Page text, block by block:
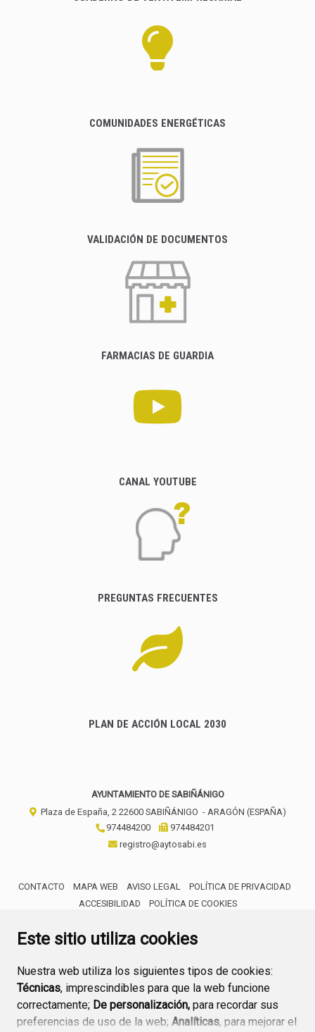
Este sitio utiliza cookies
Nuestra web utiliza los siguientes tipos de cookies:
Técnicas, imprescindibles para que la web funcione
correctamente; De personalización, para recordar sus
preferencias de uso de la web; Analíticas, para mejorar el
COMUNIDADES ENERGÉTICAS
VALIDACIÓN DE DOCUMENTOS
FARMACIAS DE GUARDIA
CANAL YOUTUBE
PREGUNTAS FRECUENTES
PLAN DE ACCIÓN LOCAL 2030
AYUNTAMIENTO DE SABIÑÁNIGO
Plaza de España, 2 22600 SABIÑÁNIGO - ARAGÓN (ESPAÑA)
974484200
974484201
registro@aytosabi.es
CONTACTO MAPA WEB AVISO LEGAL
POLÍTICA DE PRIVACIDAD
ACCESIBILIDAD
POLÍTICA DE COOKIES